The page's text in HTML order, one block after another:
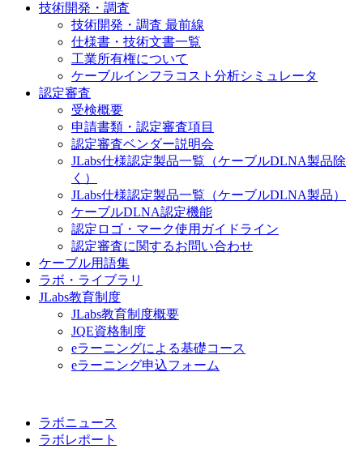
技術開発・調査
技術開発・調査 最前線
仕様書・技術文書一覧
工業所有権について
ケーブルインフラコスト分析シミュレータ
認定審査
受検概要
申請書類・認定審査項目
認定審査ベンダー説明会
JLabs仕様認定製品一覧（ケーブルDLNA製品除
く）
JLabs仕様認定製品一覧（ケーブルDLNA製品）
ケーブルDLNA認定機能
認定ロゴ・マーク使用ガイドライン
認定審査に関するお問い合わせ
ケーブル用語集
ラボ・ライブラリ
JLabs教育制度
JLabs教育制度概要
JQE資格制度
eラーニングによる基礎コース
eラーニング申込フォーム
ラボニュース
ラボレポート